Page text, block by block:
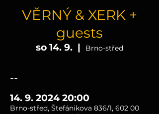
VĚRNÝ & XERK +
guests
so 14. 9.
  |
Brno-střed
--
14. 9. 2024 20:00
Brno-střed, Štefánikova 836/1, 602 00